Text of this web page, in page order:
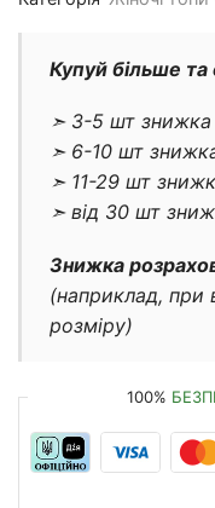
Купуй більше
➣ 3-5 шт знижка
➣ 6-10 шт
➣ 11-29 шт
➣ від 30 шт
Знижка
(наприклад, при
розміру)
100%